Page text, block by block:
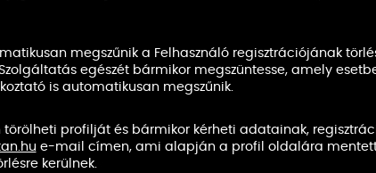
megszűnik a Felhasználó regisztrációjának
egészét bármikor megszüntesse, amely
is automatikusan megszűnik.
törölheti profilját és bármikor kérheti adatainak,
e-mail címen, ami alapján a profil oldalára
kerülnek.